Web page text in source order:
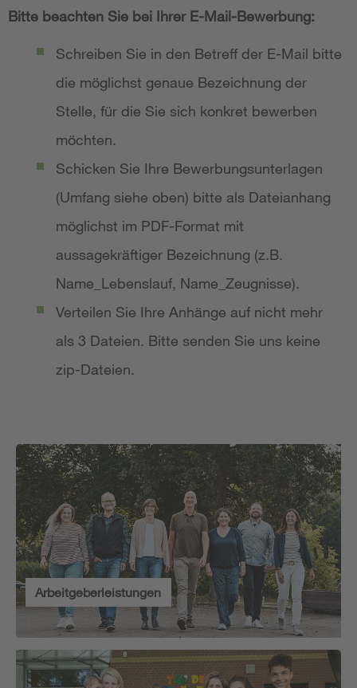
Bitte beachten Sie bei Ihrer E-Mail-Bewerbung:
Schreiben Sie in den Betreff der E-Mail bitte
die möglichst genaue Bezeichnung der
Stelle, für die Sie sich konkret bewerben
möchten.
Schicken Sie Ihre Bewerbungsunterlagen
(Umfang siehe oben) bitte als Dateianhang
möglichst im PDF-Format mit
aussagekräftiger Bezeichnung (z.B.
Name_Lebenslauf, Name_Zeugnisse).
Verteilen Sie Ihre Anhänge auf nicht mehr
als 3 Dateien. Bitte senden Sie uns keine
zip-Dateien.
Arbeitgeberleistungen